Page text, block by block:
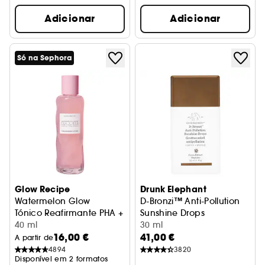
Adicionar Adicionar
Só na Sephora
Glow Recipe
Watermelon Glow
Tónico Reafirmante PHA + BHA Radiante Melancia Mini
40 ml
A partir de16,00 €
4894
Disponível em 2 formatos
Drunk Elephant
D-Bronzi™ Anti-Pollution
Sunshine Drops
Gotas Bronzeadoras
30 ml
41,00 €
3820